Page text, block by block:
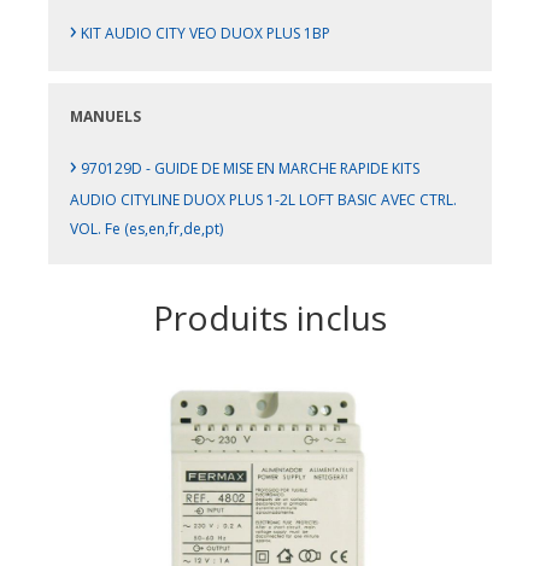
› KIT AUDIO CITY VEO DUOX PLUS 1BP
MANUELS
› 970129D - GUIDE DE MISE EN MARCHE RAPIDE KITS
AUDIO CITYLINE DUOX PLUS 1-2L LOFT BASIC AVEC CTRL.
VOL. Fe (es,en,fr,de,pt)
Produits inclus